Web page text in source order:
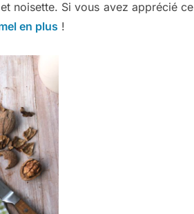
noisette. Si vous avez apprécié ce
en plus !